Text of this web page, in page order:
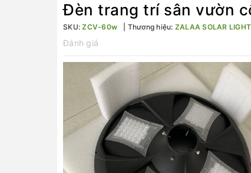
Đèn trang trí sân vườn
SKU:ZCV-60w Thương hiệu: ZALAA SOLAR LIGHT
Đánh giá